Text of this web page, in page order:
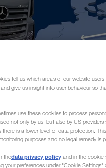
tell us which areas of our website
give us insight into user behaviour so
use these cookies to process
not only by us, but also by US
is a lower level of data protection.
purposes and no legal remedy is
thedata privacy policy and in the cookie
your preferences under "Cookie Settings"